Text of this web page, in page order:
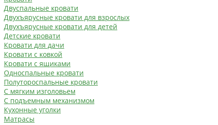
Двуспальные кровати
Двухъярусные кровати для взрослых
Двухъярусные кровати для детей
Детские кровати
Кровати для дачи
Кровати с ковкой
Кровати с ящиками
Односпальные кровати
Полутороспальные кровати
С мягким изголовьем
С подъемным механизмом
Кухонные уголки
Матрасы